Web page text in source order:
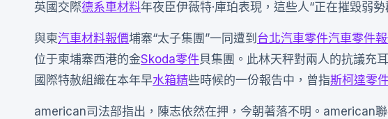
英國交際德系車材料年夜臣伊薇特·庫珀表現，這些人“正在摧毀弱
與柬汽車材料報價埔寨“太子集團”一同遭到 台北汽車零件汽車零件
位于柬埔寨西港的金Skoda零件貝集團。此林天秤對兩人的抗議充
國際特赦組織在本年早水箱精些時候的一份報告中，曾指斯柯達零
american司法部指出，陳志依然在押，今朝著落不明。american